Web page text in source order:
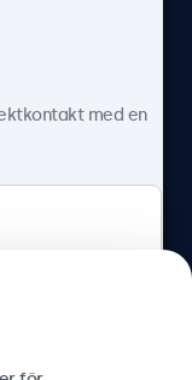
22, Sverige
med en